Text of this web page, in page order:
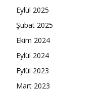
Eylül 2025
Şubat 2025
Ekim 2024
Eylül 2024
Eylül 2023
Mart 2023